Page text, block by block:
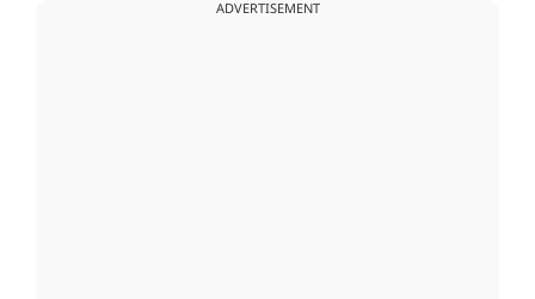
ADVERTISEMENT